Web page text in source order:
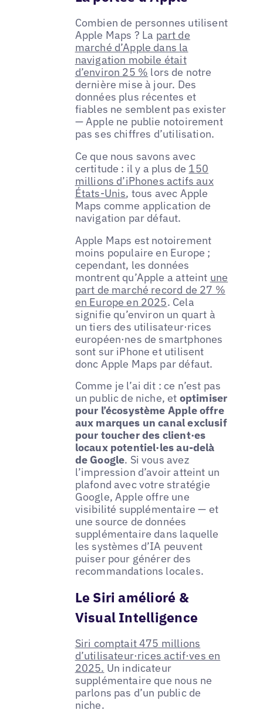
Combien de personnes utilisent
Apple Maps ? La part de
marché d’Apple dans la
navigation mobile était
d’environ 25 % lors de notre
dernière mise à jour. Des
données plus récentes et
fiables ne semblent pas exister
— Apple ne publie notoirement
pas ses chiffres d’utilisation.
Ce que nous savons avec
certitude : il y a plus de 150
millions d’iPhones actifs aux
États-Unis, tous avec Apple
Maps comme application de
navigation par défaut.
Apple Maps est notoirement
moins populaire en Europe ;
cependant, les données
montrent qu’Apple a atteint une
part de marché record de 27 %
en Europe en 2025. Cela
signifie qu’environ un quart à
un tiers des utilisateur·rices
européen·nes de smartphones
sont sur iPhone et utilisent
donc Apple Maps par défaut.
Comme je l’ai dit : ce n’est pas
un public de niche, et optimiser
pour l’écosystème Apple offre
aux marques un canal exclusif
pour toucher des client·es
locaux potentiel·les au-delà
de Google. Si vous avez
l’impression d’avoir atteint un
plafond avec votre stratégie
Google, Apple offre une
visibilité supplémentaire — et
une source de données
supplémentaire dans laquelle
les systèmes d’IA peuvent
puiser pour générer des
recommandations locales.
Le Siri amélioré &
Visual Intelligence
Siri comptait 475 millions
d’utilisateur·rices actif·ves en
2025. Un indicateur
supplémentaire que nous ne
parlons pas d’un public de
niche.